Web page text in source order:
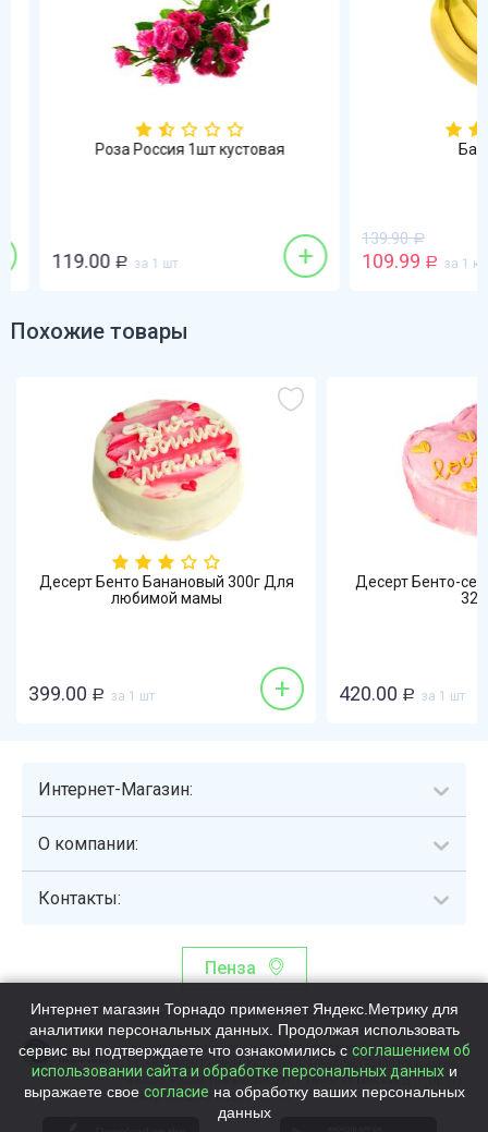
Роза Россия 1шт кустовая
119.00 за 1 шт +
139.90 Р
109.99 Р за 1 кг
Похожие товары
Десерт Бенто Банановый 300г Для
любимой мамы
399.00 Р за 1 шт +
Десерт Бенто-
420.00 Р за 1 шт
Интернет-Магазин:
О компании:
Контакты:
Пенза
Торнадо - интернет-гипермаркет, осуществляющий сборку,
выдачу и доставку готовых наборов продуктов питания.
Общество с ограниченной ответственностью «Торнадо» (ОГРН
1115837002819, ИНН/КПП 5837047684/583701001, юр. адрес:
440058, Россия, Пензенская обл., г. Пенза, ул.Бийская, д.1Г, оф.17)
Номер телефона +78003339713
Интернет магазин Торнадо применяет Яндекс.Метрику для
аналитики персональных данных. Продолжая использовать
сервис вы подтверждаете что ознакомились с соглашением об
использовании сайта и обработке персональных данныхи
выражаете свое согласие на обработку ваших персональных
данных